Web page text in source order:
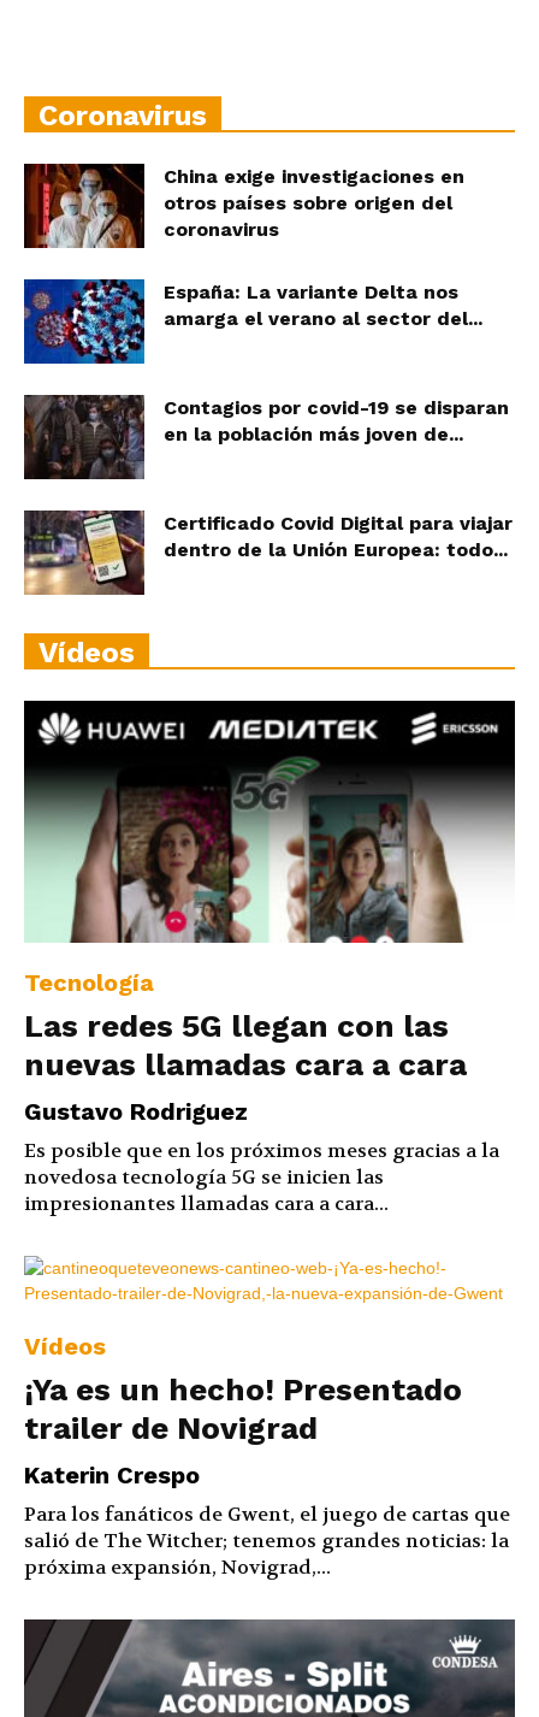
Coronavirus
China exige investigaciones en
otros países sobre origen del
coronavirus
España: La variante Delta nos
amarga el verano al sector del...
Contagios por covid-19 se disparan
en la población más joven de...
Certificado Covid Digital para viajar
dentro de la Unión Europea: todo...
Vídeos
Tecnología
Las redes 5G llegan con las
nuevas llamadas cara a cara
Gustavo Rodriguez
Es posible que en los próximos meses gracias a la
novedosa tecnología 5G se inicien las
impresionantes llamadas cara a cara...
Vídeos
¡Ya es un hecho! Presentado
trailer de Novigrad
Katerin Crespo
Para los fanáticos de Gwent, el juego de cartas que
salió de The Witcher; tenemos grandes noticias: la
próxima expansión, Novigrad,...